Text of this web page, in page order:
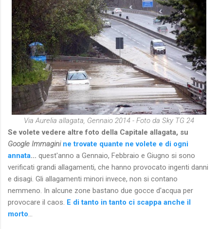
Via Aurelia allagata, Gennaio 2014 - Foto da Sky TG 24
Se volete vedere altre foto della Capitale allagata, su
Google Immagini ne trovate quante ne volete e di ogni
annata... quest'anno a Gennaio, Febbraio e Giugno si sono
verificati grandi allagamenti, che hanno provocato ingenti danni
e disagi. Gli allagamenti minori invece, non si contano
nemmeno. In alcune zone bastano due gocce d'acqua per
provocare il caos. E di tanto in tanto ci scappa anche il
morto